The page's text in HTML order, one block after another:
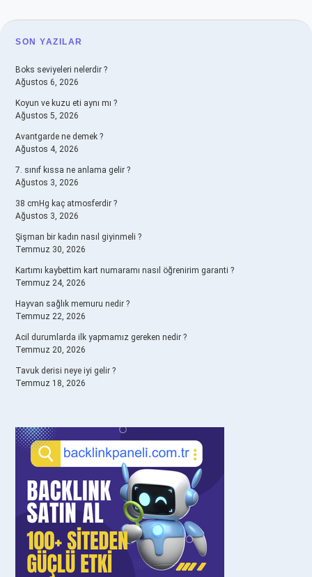
SIDEBAR
SON YAZILAR
Boks seviyeleri nelerdir ?
Ağustos 6, 2026
Koyun ve kuzu eti aynı mı ?
Ağustos 5, 2026
Avantgarde ne demek ?
Ağustos 4, 2026
7. sınıf kıssa ne anlama gelir ?
Ağustos 3, 2026
38 cmHg kaç atmosferdir ?
Ağustos 3, 2026
Şişman bir kadın nasıl giyinmeli ?
Temmuz 30, 2026
Kartımı kaybettim kart numaramı nasıl öğrenirim garanti ?
Temmuz 24, 2026
Hayvan sağlık memuru nedir ?
Temmuz 22, 2026
Acil durumlarda ilk yapmamız gereken nedir ?
Temmuz 20, 2026
Tavuk derisi neye iyi gelir ?
Temmuz 18, 2026